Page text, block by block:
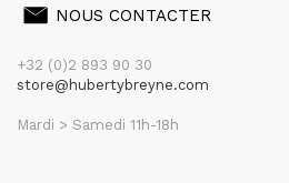
NOUS CONTACTER
+32 (0)2 893 90 30
store@hubertybreyne.com
Mardi > Samedi 11h-18h